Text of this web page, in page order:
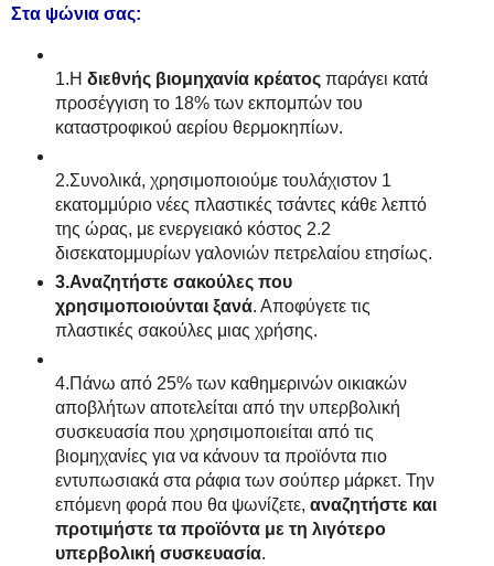
Στα ψώνια σας:
1.Η διεθνής βιομηχανία κρέατοςπαράγει κατά
προσέγγιση το 18% των εκπομπών του
καταστροφικού αερίου θερμοκηπίων.
2.Συνολικά, χρησιμοποιούμε τουλάχιστον 1
εκατομμύριο νέες πλαστικές τσάντες κάθε λεπτό
της ώρας, με ενεργειακό κόστος 2.2
δισεκατομμυρίων γαλονιών πετρελαίου ετησίως.
3.Αναζητήστε σακούλες που
χρησιμοποιούνται ξανά. Αποφύγετε τις
πλαστικές σακούλες μιας χρήσης.
4.Πάνω από 25% των καθημερινών οικιακών
αποβλήτων αποτελείται από την υπερβολική
συσκευασία που χρησιμοποιείται από τις
βιομηχανίες για να κάνουν τα προϊόντα πιο
εντυπωσιακά στα ράφια των σούπερ μάρκετ. Την
επόμενη φορά που θα ψωνίζετε, αναζητήστε και
προτιμήστε τα προϊόντα με τη λιγότερο
υπερβολική συσκευασία.